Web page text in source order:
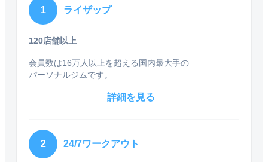
1 ライザップ
120店舗以上
会員数は16万人以上を超える国内最大手の
パーソナルジムです。
詳細を見る
2 24/7ワークアウト